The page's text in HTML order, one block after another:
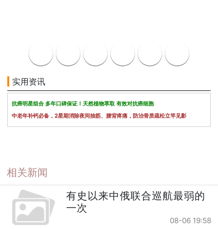
实用资讯
抗癌明星组合 多年口碑保证！天然植物萃取 有效对抗癌细胞
中老年补钙必备，2星期消除夜间抽筋、腰背疼痛，防治骨质疏松立竿见影
相关新闻
有史以来中俄联合巡航最弱的
一次
08-06 19:58